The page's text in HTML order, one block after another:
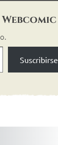
Suscribirse